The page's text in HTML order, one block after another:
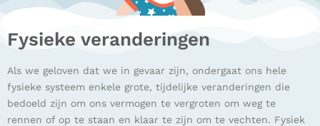
Fysieke veranderingen
Als we geloven dat we in gevaar zijn, ondergaat ons hele
fysieke systeem enkele grote, tijdelijke veranderingen die
bedoeld zijn om ons vermogen te vergroten om weg te
rennen of op te staan en klaar te zijn om te vechten. Fysiek